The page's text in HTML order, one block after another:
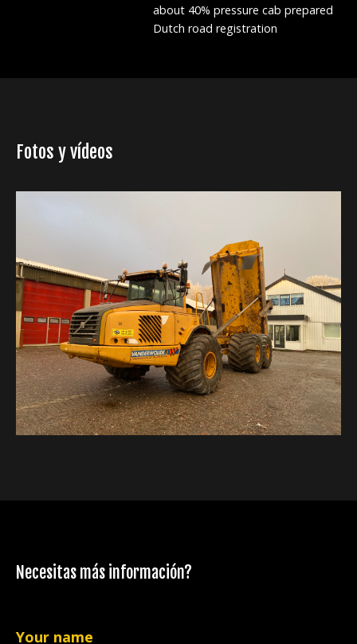
about 40% pressure cab prepared
Dutch road registration
Fotos y vídeos
Necesitas más información?
Your name